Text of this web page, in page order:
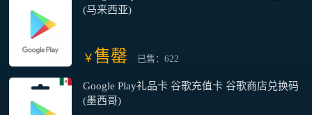
(马来西亚)
￥ 售罄 已售：622
Google Play礼品卡 谷歌充值卡 谷歌商店兑换码
(墨西哥)